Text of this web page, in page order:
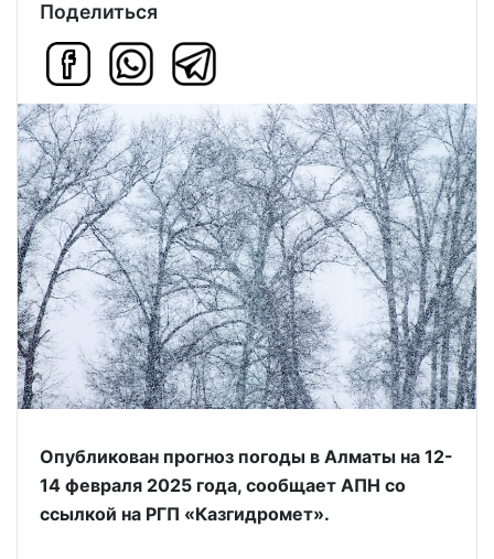
Поделиться
Опубликован прогноз погоды в Алматы на 12-
14 февраля 2025 года, сообщает АПН со
ссылкой на РГП «Казгидромет».